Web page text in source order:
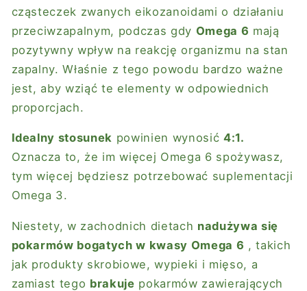
cząsteczek zwanych eikozanoidami o działaniu
przeciwzapalnym, podczas gdy Omega 6 mają
pozytywny wpływ na reakcję organizmu na stan
zapalny. Właśnie z tego powodu bardzo ważne
jest, aby wziąć te elementy w odpowiednich
proporcjach.
Idealny stosunek powinien wynosić 4:1.
Oznacza to, że im więcej Omega 6 spożywasz,
tym więcej będziesz potrzebować suplementacji
Omega 3.
Niestety, w zachodnich dietach nadużywa się
pokarmów bogatych w kwasy Omega 6 , takich
jak produkty skrobiowe, wypieki i mięso, a
zamiast tego brakuje pokarmów zawierających